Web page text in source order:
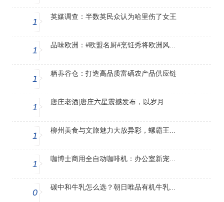
1
英媒调查：半数英民众认为哈里伤了女王
1
品味欧洲：#欧盟名厨#烹饪秀将欧洲风...
1
粞养谷仓：打造高品质富硒农产品供应链
1
唐庄老酒|唐庄六星震撼发布，以岁月...
1
柳州美食与文旅魅力大放异彩，螺霸王...
1
咖博士商用全自动咖啡机：办公室新宠...
0
碳中和牛乳怎么选？朝日唯品有机牛乳...